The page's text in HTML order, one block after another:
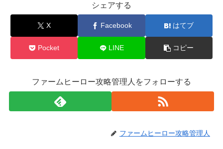
シェアする
X Facebook はてブ
Pocket LINE コピー
ファームヒーロー攻略管理人をフォローする
ファームヒーロー攻略管理人